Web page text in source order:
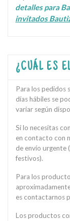
detalles para
invitados
¿CUÁL ES
Para los pedidos
días hábiles se
variar según
Si lo necesitas
en contacto con
de envío urgente
festivos).
Para los
es contactarnos
Los productos